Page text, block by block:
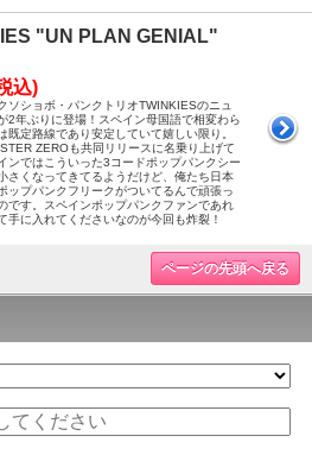
"UN PLAN GENIAL"
込)
ソショボ・パンクトリオTWINKIESのニュ
2年ぶりに登場！スペイン母国語で相変わら
既定路線であり安定していて嬉しい限り。
ZEROも共同リリースに名乗り上げて
ンではこういった3コードポップパンクシー
さくなってきてるようだけど、俺たち日本
ップパンクフリークがついてるんで頑張っ
です。スペインポップパンクファンであれ
手に入れてくださいなのが今回も炸裂！
ページの先頭へ戻る